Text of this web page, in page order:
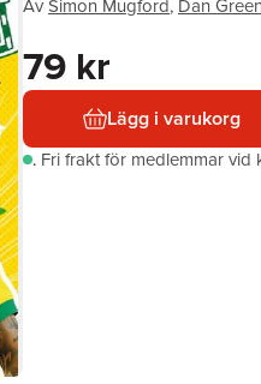
AvSimon Mugford, Dan Green
79 kr
Lägg i varukorg
. Fri frakt för medlemmar